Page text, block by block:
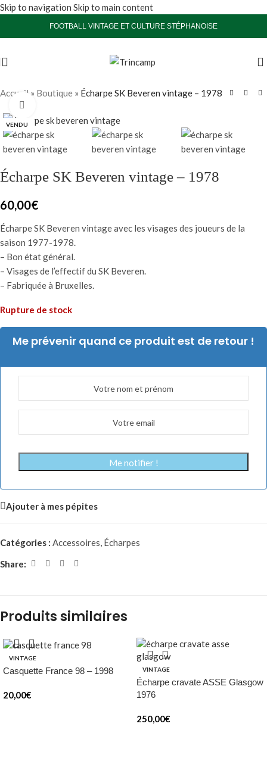
Skip to navigation Skip to main content
FOOTBALL VINTAGE ET CULTURE STÉPHANOISE
Accueil » Boutique » Écharpe SK Beveren vintage – 1978
VENDU
Écharpe SK Beveren vintage – 1978
60,00€
Écharpe SK Beveren vintage avec les visages des joueurs de la
saison 1977-1978.
– Bon état général.
– Visages de l’effectif du SK Beveren.
– Fabriquée à Bruxelles.
Rupture de stock
Me prévenir quand ce produit est de retour !
Me notifier !
Ajouter à mes pépites
Catégories : Accessoires, Écharpes
Share:
Produits similaires
VINTAGE
Casquette France 98 – 1998
20,00€
VINTAGE
Écharpe cravate ASSE Glasgow
1976
250,00€